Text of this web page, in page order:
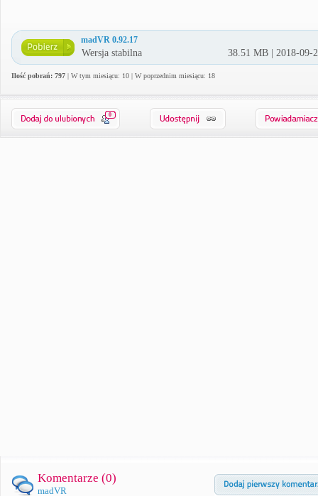
madVR 0.92.17
Wersja stabilna 38.51 MB | 2018-09-
Ilość pobrań: 797 | W tym miesiącu: 10 | W poprzednim miesiącu: 18
0
Komentarze (0)
madVR